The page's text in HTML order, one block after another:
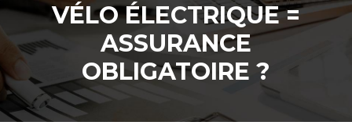
VÉLO ÉLECTRIQUE =
ASSURANCE
OBLIGATOIRE ?